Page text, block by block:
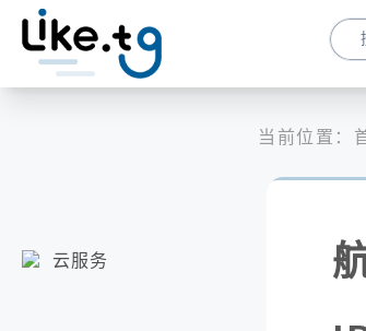
云服务
当前位置：